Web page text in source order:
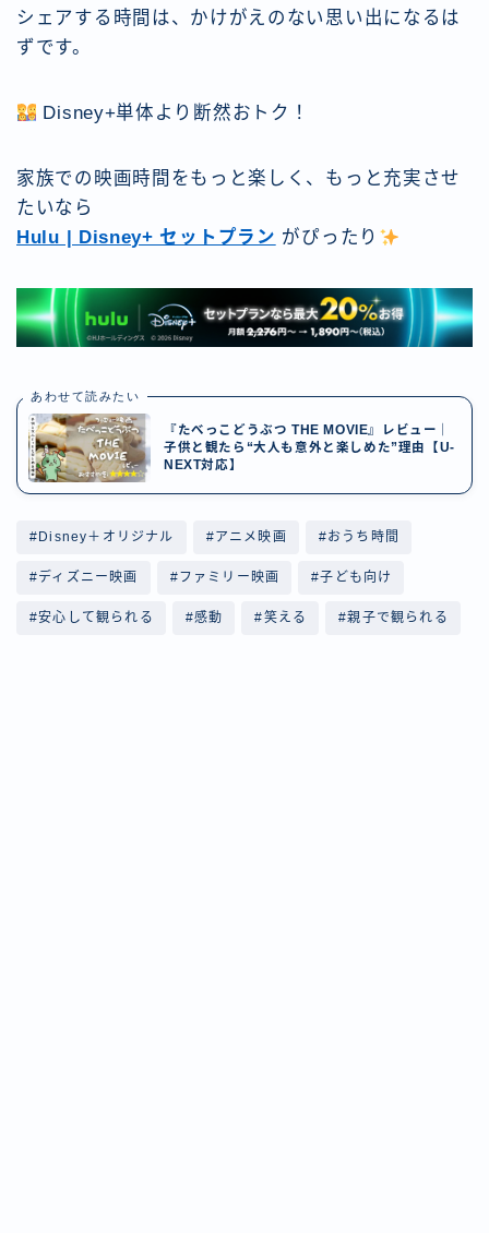
シェアする時間は、かけがえのない思い出になるは
ずです。
Disney+単体より断然おトク！
家族での映画時間をもっと楽しく、もっと充実させ
たいなら
Hulu | Disney+ セットプラン がぴったり
あわせて読みたい
『たべっこどうぶつ THE MOVIE』レビュー｜
子供と観たら“大人も意外と楽しめた”理由【U-
NEXT対応】
#Disney＋オリジナル #アニメ映画 #おうち時間
#ディズニー映画 #ファミリー映画 #子ども向け
#安心して観られる #感動 #笑える #親子で観られる